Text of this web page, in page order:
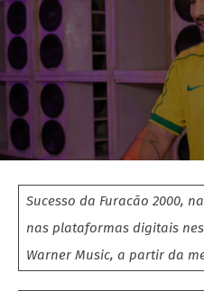
Sucesso da Furacão 2000,
nas plataformas digitais
Warner Music, a partir da